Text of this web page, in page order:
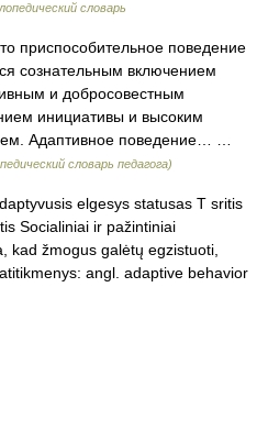
словарь
приспособительное поведение
сознательным включением
и добросовестным
инициативы и высоким
Адаптивное поведение… …
словарь педагога)
elgesys statusas T sritis
Socialiniai ir pažintiniai
kad žmogus galėtų egzistuoti,
angl. adaptive behavior